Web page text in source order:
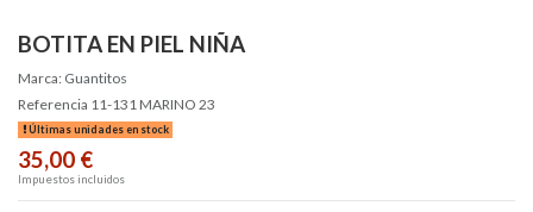
BOTITA EN PIEL NIÑA
Marca: Guantitos
Referencia 11-131 MARINO 23
Últimas unidades en stock
35,00 €
Impuestos incluidos